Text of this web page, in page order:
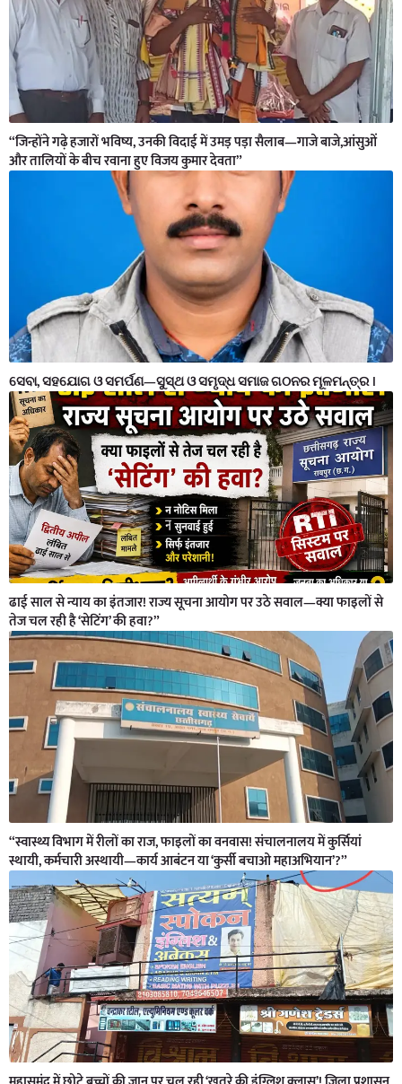
“जिन्होंने गढ़े हजारों भविष्य, उनकी विदाई में उमड़ पड़ा सैलाब—गाजे बाजे,आंसुओं
और तालियों के बीच रवाना हुए विजय कुमार देवता”
ସେବା, ସହଯୋଗ ଓ ସମର୍ପଣ—ସୁସ୍ଥ ଓ ସମୃଦ୍ଧ ସମାଜ ଗଠନର ମୂଳମନ୍ତ୍ର ।
ढाई साल से न्याय का इंतजार! राज्य सूचना आयोग पर उठे सवाल—क्या फाइलों से
तेज चल रही है ‘सेटिंग’ की हवा?”
“स्वास्थ्य विभाग में रीलों का राज, फाइलों का वनवास! संचालनालय में कुर्सियां
स्थायी, कर्मचारी अस्थायी—कार्य आबंटन या ‘कुर्सी बचाओ महाअभियान’?”